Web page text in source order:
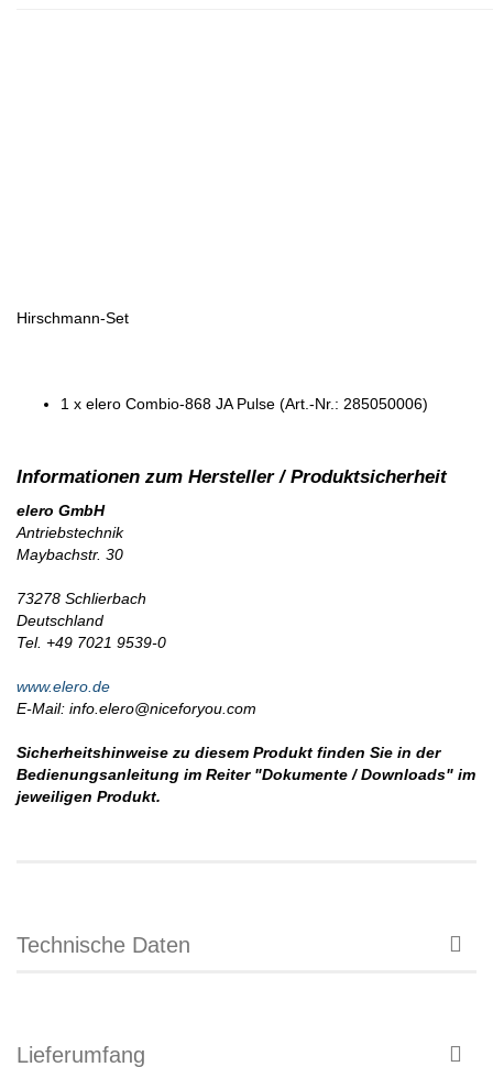
Hirschmann-Set
1 x elero Combio-868 JA Pulse (Art.-Nr.: 285050006)
elero GmbH
Antriebstechnik
Maybachstr. 30
73278 Schlierbach
Deutschland
Tel. +49 7021 9539-0
www.elero.de
E-Mail: info.elero@niceforyou.com
Sicherheitshinweise zu diesem Produkt finden Sie in der
Bedienungsanleitung im Reiter "Dokumente / Downloads" im
jeweiligen Produkt.
Technische Daten
Lieferumfang